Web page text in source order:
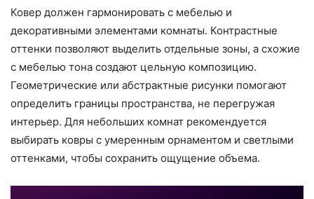
Ковер должен гармонировать с мебелью и
декоративными элементами комнаты. Контрастные
оттенки позволяют выделить отдельные зоны, а схожие
с мебелью тона создают цельную композицию.
Геометрические или абстрактные рисунки помогают
определить границы пространства, не перегружая
интерьер. Для небольших комнат рекомендуется
выбирать ковры с умеренным орнаментом и светлыми
оттенками, чтобы сохранить ощущение объема.